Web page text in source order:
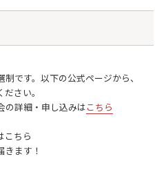
です。以下の公式ページから、
さい。
の詳細・申し込みはこちら
こちら
きます！